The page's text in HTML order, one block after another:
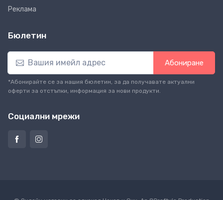
Реклама
Бюлетин
Абониране
*Абонирайте се за нашия бюлетин, за да получавате актуални
оферти за отстъпки, информация за нови продукти.
Социални мрежи